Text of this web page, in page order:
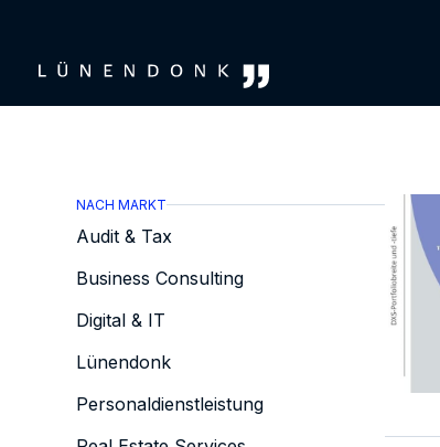
NACH MARKT
Audit & Tax
Business Consulting
Digital & IT
Lünendonk
Personaldienstleistung